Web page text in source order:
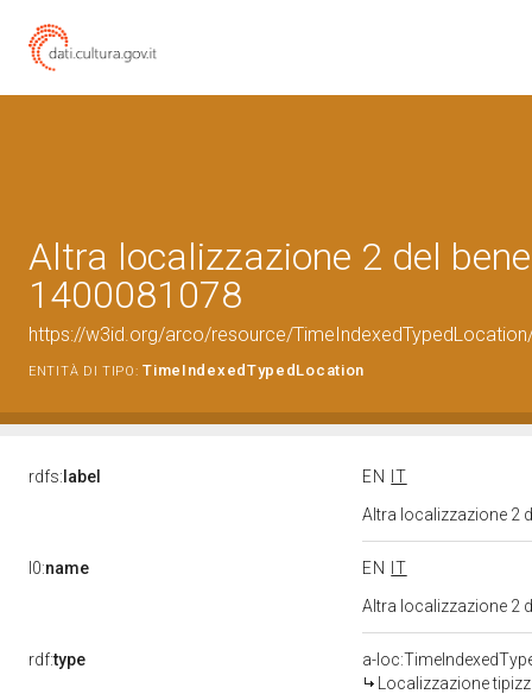
Altra localizzazione 2 del
1400081078
https://w3id.org/arco/resource/
ENTITÀ DI TIPO: TimeIndexedTypedLocation
rdfs: label EN
IT
Altra localizzazione 2
l0:name EN
IT
Altra localizzazione 2
rdf:type
a-
Localizzazione